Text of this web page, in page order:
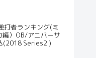
打者ランキング(ミ
）OB/アニバーサ
(2018 Series2 )